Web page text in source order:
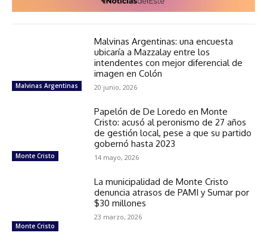
Malvinas Argentinas
Malvinas Argentinas: una encuesta
ubicaría a Mazzalay entre los
intendentes con mejor diferencial de
imagen en Colón
20 junio, 2026
Monte Cristo
Papelón de De Loredo en Monte
Cristo: acusó al peronismo de 27 años
de gestión local, pese a que su partido
gobernó hasta 2023
14 mayo, 2026
Monte Cristo
La municipalidad de Monte Cristo
denuncia atrasos de PAMI y Sumar por
$30 millones
23 marzo, 2026